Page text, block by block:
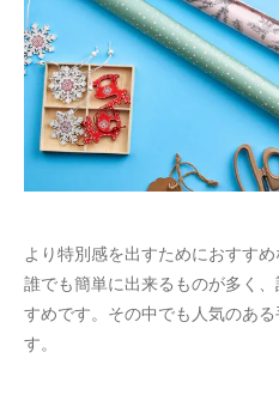
より特別感を出すためにおすす
誰でも簡単に出来るものが多く
すめです。その中でも人気のあ
す。